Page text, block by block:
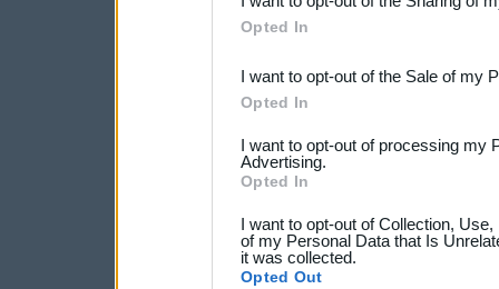
Downstream Participants
third parties.
Opted In
I want to opt-out of the Sale of my
Opted In
I want to opt-out of processing my
Advertising.
Opted In
I want to opt-out of Collection,
of my Personal Data that Is
it was collected.
Opted Out